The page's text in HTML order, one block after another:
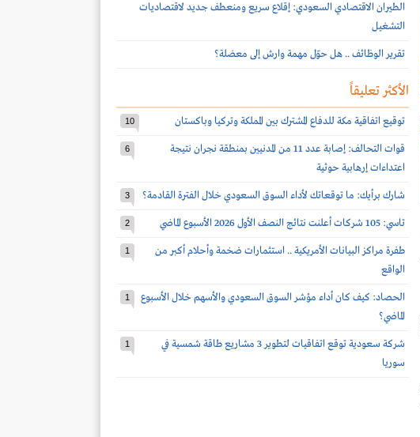
الطيران الاقتصادي السعودي: إقلاع سريع ومنعطف جديد لاقتصاديات
التشغيل
تقرير الوظائف .. هل حوّل مهمة وارش إلى معضلة؟
الأكثر تعليقاً
توقيع اتفاقية مكة للدفاع المشترك بين المملكة وتركيا وباكستان 10
قوات التحالف: إصابة عدد 11 من المدنيين بمنطقة نجران نتيجة
اعتداءات إرهابية حوثية
6
شارك برأيك: ما توقعاتك لأداء السوق السعودي خلال الفترة القادمة؟ 3
تاسي: 105 شركات أعلنت نتائج النصف الأول 2026 الأسبوع الماضي 2
طفرة مراكز البيانات الأمريكية .. استثمارات ضخمة وأحلام أكبر من
الواقع
1
الحصاد: كيف كان أداء مؤشر السوق السعودي والأسهم خلال الأسبوع
الماضي؟
1
شركة سعودية توقع اتفاقيات لتطوير 3 مشاريع طاقة شمسية في
سوريا
1